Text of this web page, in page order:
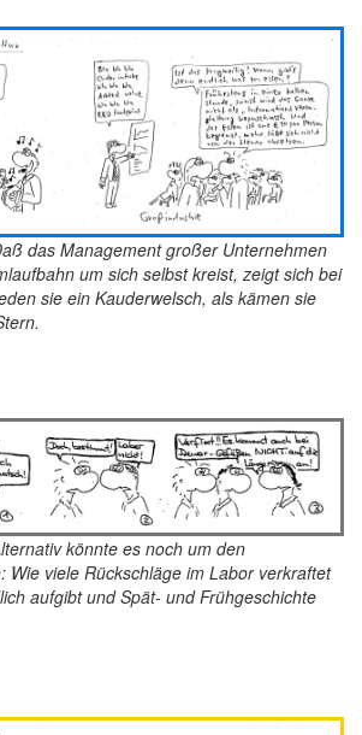
das Management großer Unternehmen
um sich selbst kreist, zeigt sich bei
sie ein Kauderwelsch, als kämen sie
könnte es noch um den
Wie viele Rückschläge im Labor verkraftet
aufgibt und Spät- und Frühgeschichte